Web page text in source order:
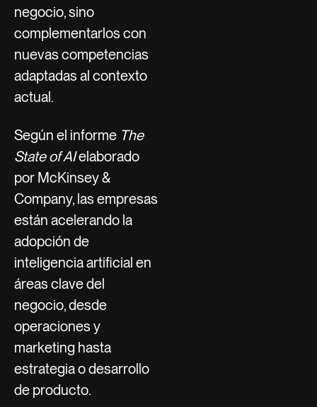
negocio, sino
complementarlos con
nuevas competencias
adaptadas al contexto
actual.
Según el informe The
State of AIelaborado
por McKinsey &
Company, las empresas
están acelerando la
adopción de
inteligencia artificial en
áreas clave del
negocio, desde
operaciones y
marketing hasta
estrategia o desarrollo
de producto.